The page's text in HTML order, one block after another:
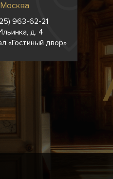
Москва
963-62-21
д. 4
«Гостиный двор»